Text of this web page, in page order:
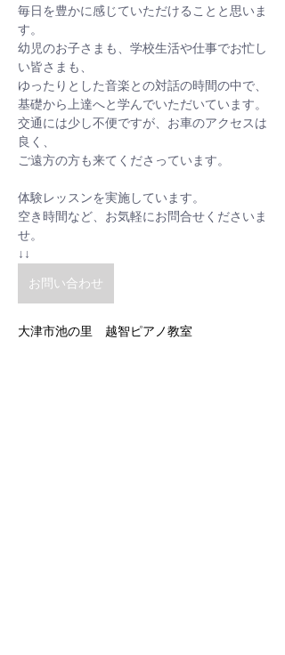
毎日を豊かに感じていただけることと思いま
す。
幼児のお子さまも、学校生活や仕事でお忙し
い皆さまも、
ゆったりとした音楽との対話の時間の中で、
基礎から上達へと学んでいただいています。
交通には少し不便ですが、お車のアクセスは
良く、
ご遠方の方も来てくださっています。
体験レッスンを実施しています。
空き時間など、お気軽にお問合せくださいま
せ。
↓↓
お問い合わせ
大津市池の里　越智ピアノ教室